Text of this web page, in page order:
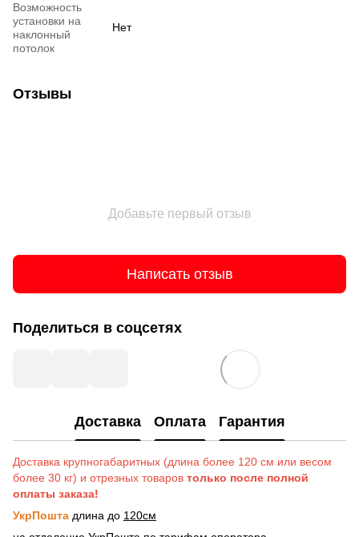
Возможность
установки на
наклонный
потолок
Нет
Отзывы
Добавьте первый отзыв
Написать отзыв
Поделиться в соцсетях
Доставка Оплата Гарантия
Доставка крупногабаритных (длина более 120 см или весом
более 30 кг) и отрезных товаров только после полной
оплаты заказа!
УкрПошта длина до 120см